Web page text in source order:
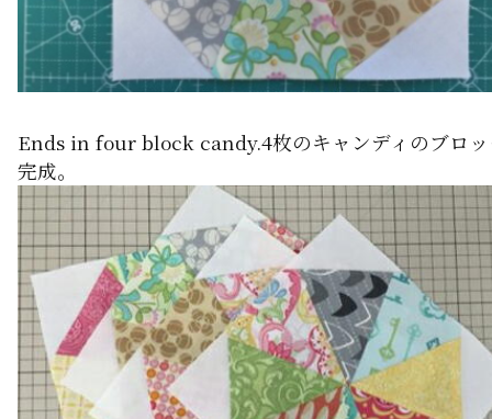
Ends in four block candy.4枚のキャンディのブロ
完成。